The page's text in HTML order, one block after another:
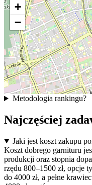
+
−
Metodologia rankingu?
Najczęściej
Jaki jest koszt zakupu
Koszt dobrego garnituru
produkcji oraz stopnia
rzędu 800–1500 zł, opcje
do 4000 zł, a pełne